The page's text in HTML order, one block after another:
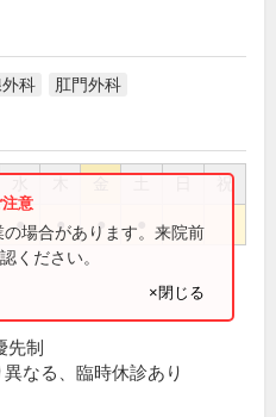
科 肛門外科
祝
● ● ●
場合があります。来院前
ください。
×閉じる
先制
なる、臨時休診あり